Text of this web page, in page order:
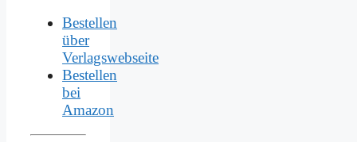
Bestellen
über
Verlagswebseite
Bestellen
bei
Amazon